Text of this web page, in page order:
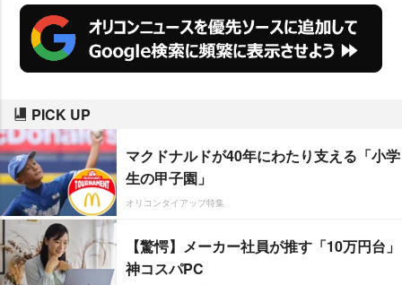
PICK UP
マクドナルドが40年にわたり支える「小学
生の甲子園」
オリコンタイアップ特集
【驚愕】メーカー社員が推す「10万円台」
神コスパPC